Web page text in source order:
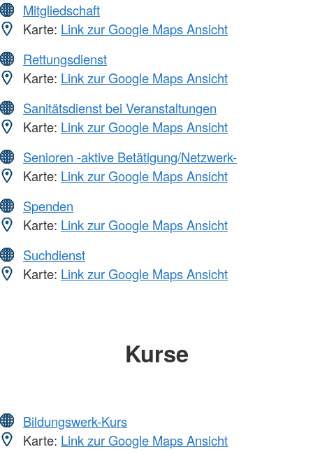
Mitgliedschaft
Karte: Link zur Google Maps Ansicht
Rettungsdienst
Karte: Link zur Google Maps Ansicht
Sanitätsdienst bei Veranstaltungen
Karte: Link zur Google Maps Ansicht
Senioren -aktive Betätigung/Netzwerk-
Karte: Link zur Google Maps Ansicht
Spenden
Karte: Link zur Google Maps Ansicht
Suchdienst
Karte: Link zur Google Maps Ansicht
Kurse
Bildungswerk-Kurs
Karte: Link zur Google Maps Ansicht